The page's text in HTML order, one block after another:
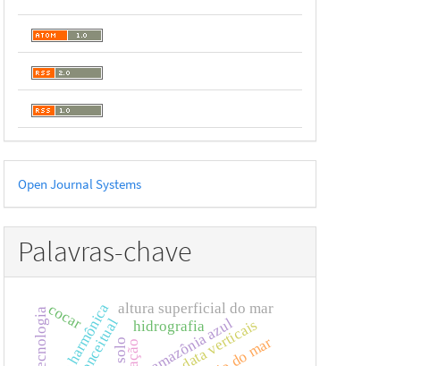
Desenvolvido
por
Open Journal Systems
Palavras-chave
data verticais
amazônia azul
altura superficial do mar
hidrografia
cocar
tecnologia